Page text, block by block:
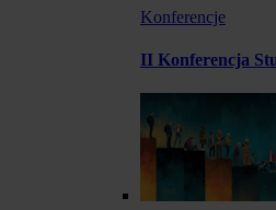
Konferencje
II Konferencja